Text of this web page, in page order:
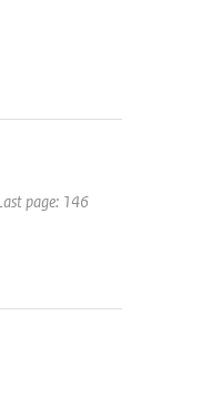
page: 146